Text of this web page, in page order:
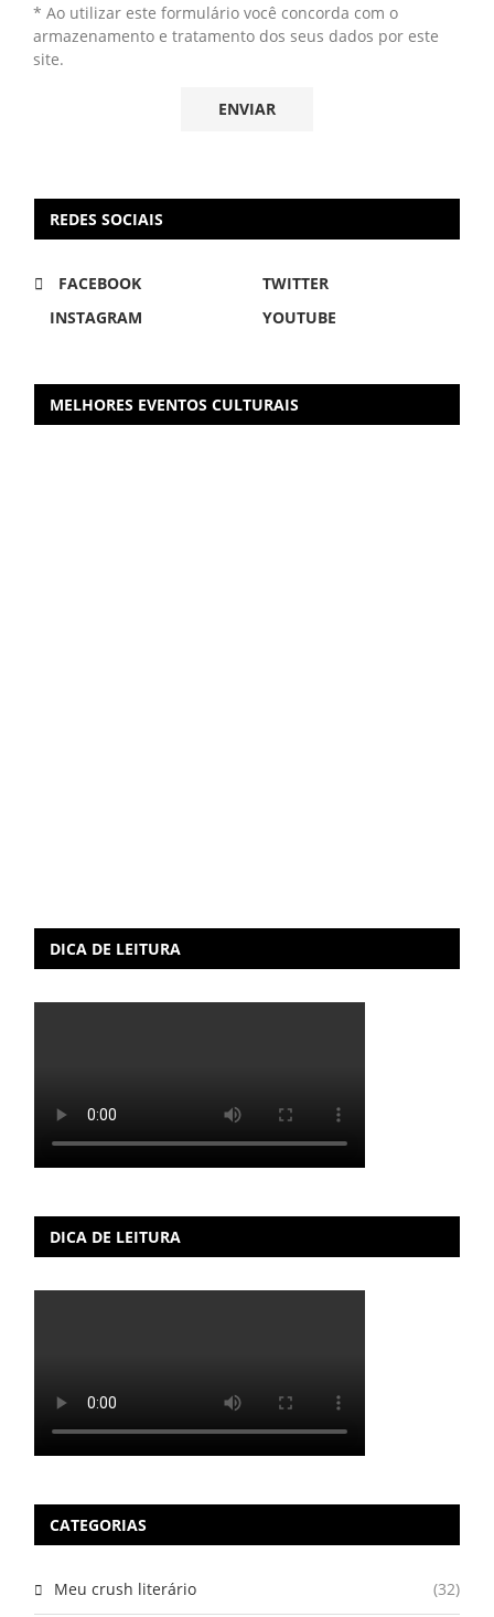
* Ao utilizar este formulário você concorda com o
armazenamento e tratamento dos seus dados por este
site.
REDES SOCIAIS
FACEBOOK
TWITTER
INSTAGRAM
YOUTUBE
MELHORES EVENTOS CULTURAIS
DICA DE LEITURA
DICA DE LEITURA
CATEGORIAS
Meu crush literário (32)